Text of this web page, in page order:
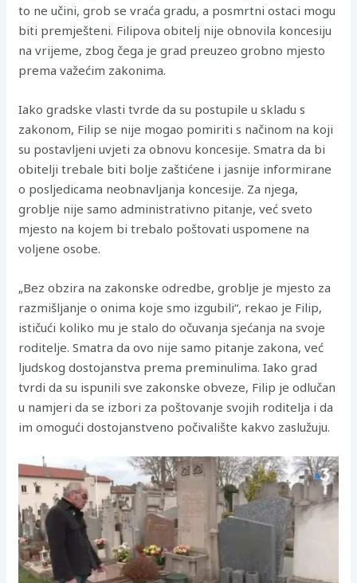
to ne učini, grob se vraća gradu, a posmrtni ostaci mogu
biti premješteni. Filipova obitelj nije obnovila koncesiju
na vrijeme, zbog čega je grad preuzeo grobno mjesto
prema važećim zakonima.
Iako gradske vlasti tvrde da su postupile u skladu s
zakonom, Filip se nije mogao pomiriti s načinom na koji
su postavljeni uvjeti za obnovu koncesije. Smatra da bi
obitelji trebale biti bolje zaštićene i jasnije informirane
o posljedicama neobnavljanja koncesije. Za njega,
groblje nije samo administrativno pitanje, već sveto
mjesto na kojem bi trebalo poštovati uspomene na
voljene osobe.
„Bez obzira na zakonske odredbe, groblje je mjesto za
razmišljanje o onima koje smo izgubili“, rekao je Filip,
ističući koliko mu je stalo do očuvanja sjećanja na svoje
roditelje. Smatra da ovo nije samo pitanje zakona, već
ljudskog dostojanstva prema preminulima. Iako grad
tvrdi da su ispunili sve zakonske obveze, Filip je odlučan
u namjeri da se izbori za poštovanje svojih roditelja i da
im omogući dostojanstveno počivalište kakvo zaslužuju.